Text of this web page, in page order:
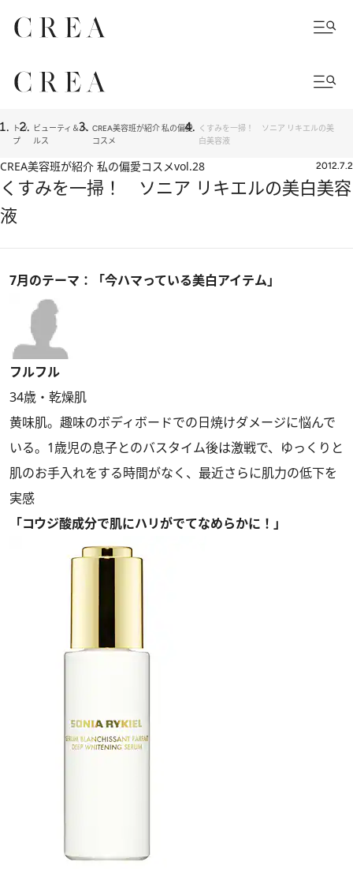
トッ
プ
ビューティ＆ヘ
ルス
CREA美容班が紹介 私の偏愛
コスメ
くすみを一掃！ ソニア リキエルの美
白美容液
CREA美容班が紹介 私の偏愛コスメvol.28 2012.7.2
くすみを一掃！ ソニア リキエルの美白美容
液
7月のテーマ：「今ハマっている美白アイテム」
フルフル
34歳・乾燥肌
黄味肌。趣味のボディボードでの日焼けダメージに悩んで
いる。1歳児の息子とのバスタイム後は激戦で、ゆっくりと
肌のお手入れをする時間がなく、最近さらに肌力の低下を
実感
「コウジ酸成分で肌にハリがでてなめらかに！」